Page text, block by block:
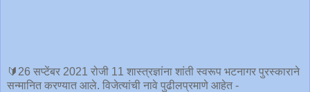
🔰26 सप्टेंबर 2021 रोजी 11 शास्त्रज्ञांना शांती स्वरूप भटनागर पुरस्काराने
सन्मानित करण्यात आले. विजेत्यांची नावे पुढीलप्रमाणे आहेत -